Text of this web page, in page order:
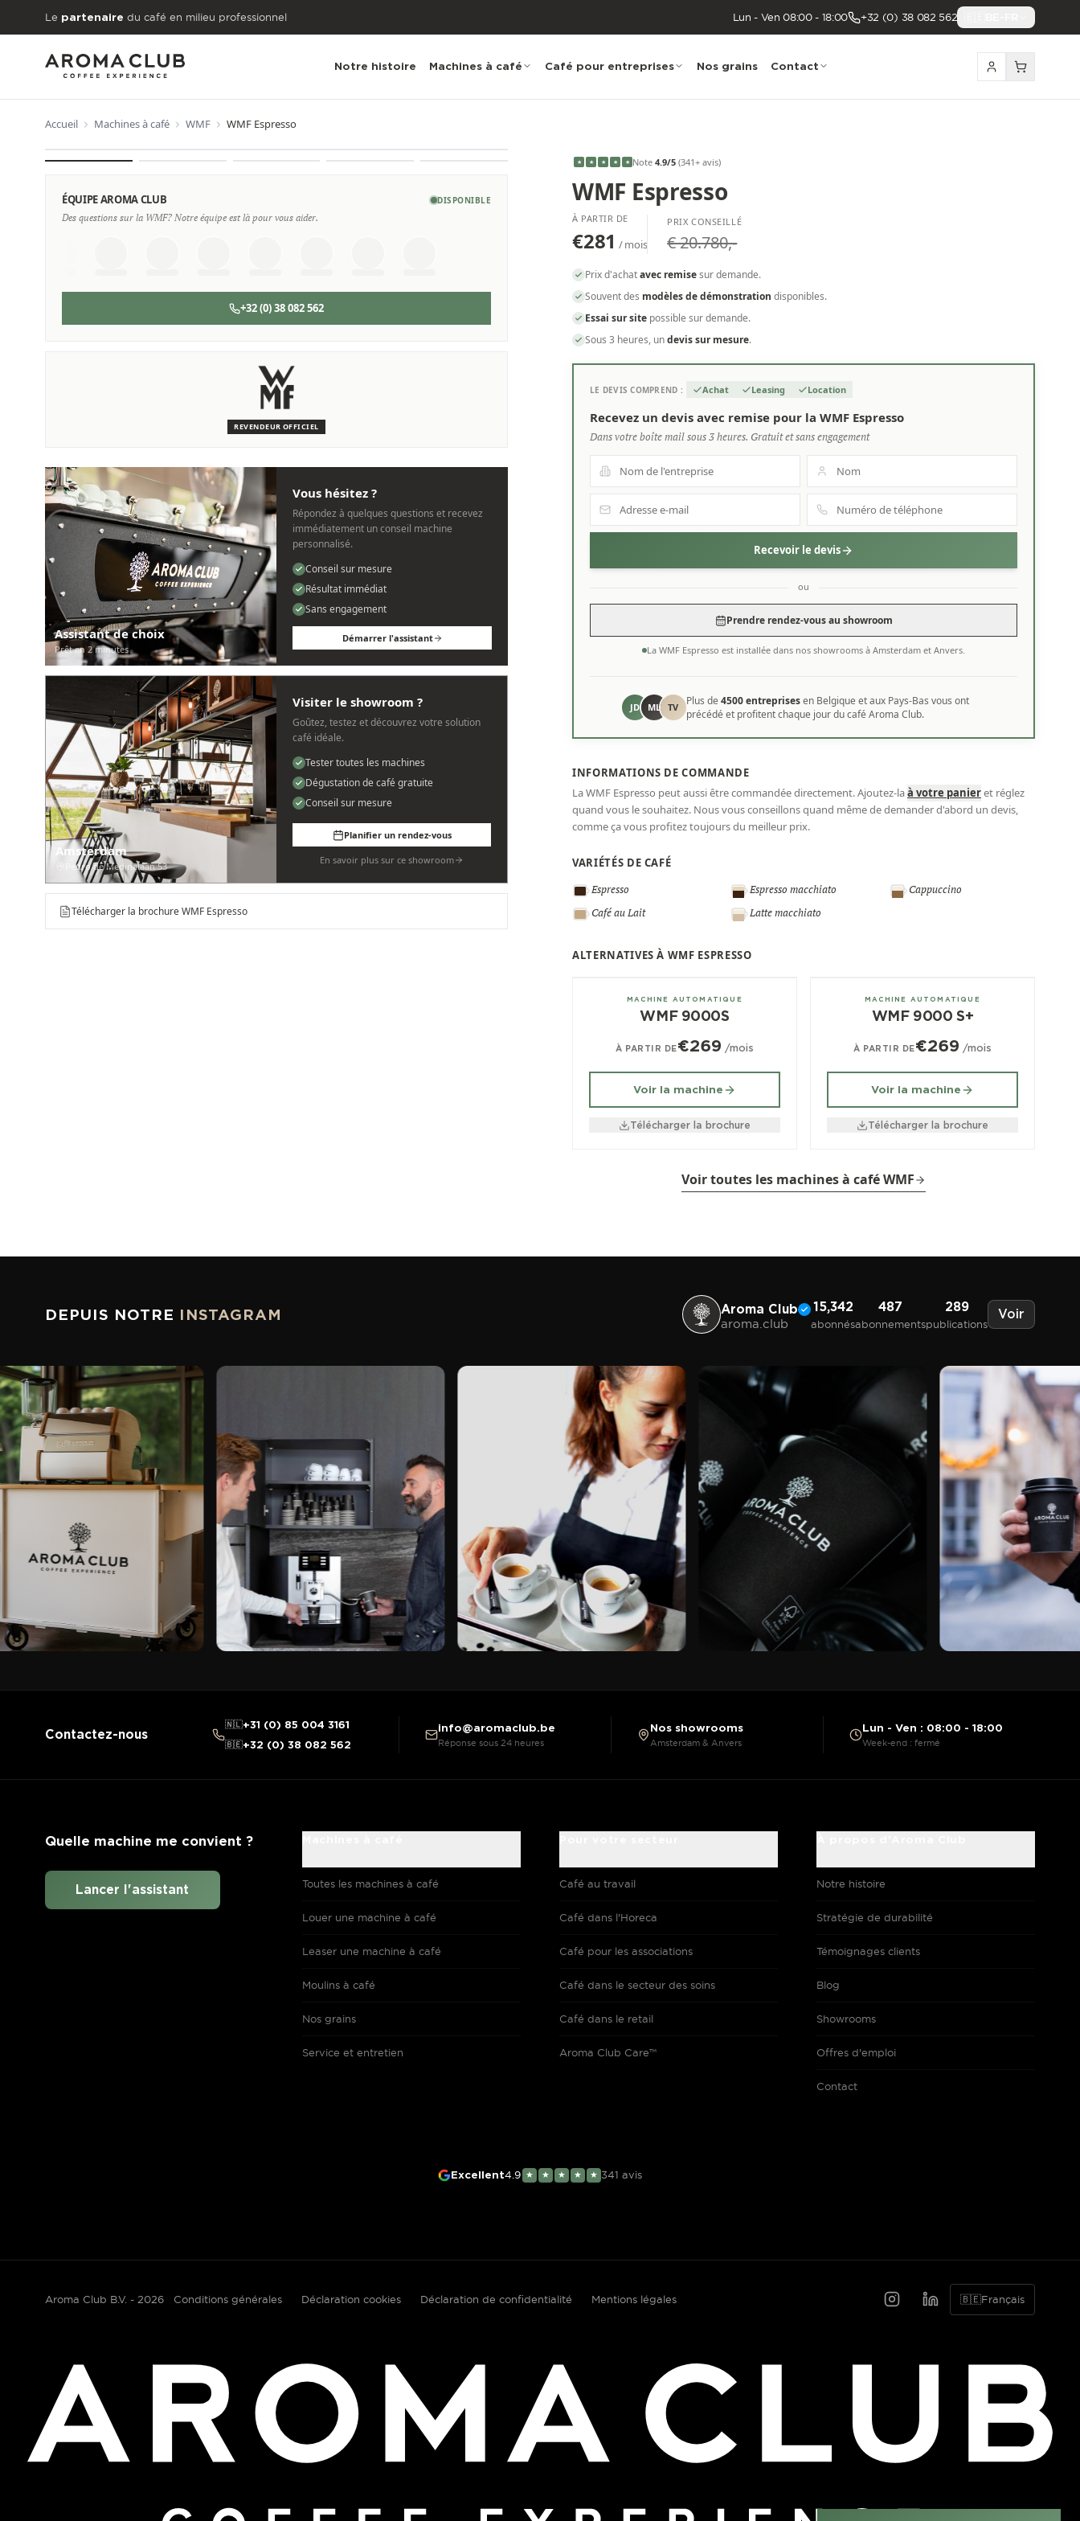
Aller au contenu principal
Le partenaire du café en milieu professionnel Lun - Ven 08:00 - 18:00 +32 (0) 38 082 562
Notre histoire Machines à café Café pour entreprises Nos grains Contact
Accueil Machines à café WMF WMF Espresso
ÉQUIPE AROMA CLUB DISPONIBLE
Des questions sur la WMF? Notre équipe est là pour vous aider.
+32 (0) 38 082 562
REVENDEUR OFFICIEL
Assistant de choix
Prêt en 2 minutes
Vous hésitez ?
Répondez à quelques questions et recevez
immédiatement un conseil machine
personnalisé.
Conseil sur mesure
Résultat immédiat
Sans engagement
Démarrer l'assistant
Amsterdam
Pedro de Medinalaan 53
Visiter le showroom ?
Goûtez, testez et découvrez votre solution
café idéale.
Tester toutes les machines
Dégustation de café gratuite
Conseil sur mesure
Planifier un rendez-vous
En savoir plus sur ce showroom
Télécharger la brochure WMF Espresso
★ ★ ★ ★ ★ Note 4.9/5 (341+ avis)
WMF Espresso
À PARTIR DE
€281 / mois
PRIX CONSEILLÉ
€ 20.780,-
Prix d'achatavec remisesur demande.
Souvent des modèles de démonstration disponibles.
Essai sur site possible sur demande.
Sous 3 heures, undevis sur mesure.
LE DEVIS COMPREND : Achat Leasing Location
Recevez un devis avec remise pour la WMF Espresso
Dans votre boîte mail sous 3 heures. Gratuit et sans engagement
Recevoir le devis
ou
Prendre rendez-vous au showroom
La WMF Espresso est installée dans nos showrooms à Amsterdam et Anvers.
JD ML TV Plus de4500 entreprisesen Belgique et aux Pays-Bas vous ont
précédé et profitent chaque jour du café Aroma Club.
INFORMATIONS DE COMMANDE
La WMF Espresso peut aussi être commandée directement. Ajoutez-laà votre panieret réglez
quand vous le souhaitez. Nous vous conseillons quand même de demander d'abord un devis,
comme ça vous profitez toujours du meilleur prix.
VARIÉTÉS DE CAFÉ
Espresso
Espresso macchiato
Cappuccino
Café au Lait
Latte macchiato
ALTERNATIVES À WMF ESPRESSO
± 350/jourMACHINE AUTOMATIQUE
WMF 9000S
À PARTIR DE€269 /mois
Voir la machine
Télécharger la brochure
± 350/jourMACHINE AUTOMATIQUE
WMF 9000 S+
À PARTIR DE€269 /mois
Voir la machine
Télécharger la brochure
Voir toutes les machines à café WMF
DEPUIS NOTRE INSTAGRAM Aroma Club
aroma.club
15,342
abonnés
487
abonnements
289
publications
Voir
Contactez-nous
🇳🇱+31 (0) 85 004 3161
🇧🇪+32 (0) 38 082 562
info@aromaclub.be
Réponse sous 24 heures
Nos showrooms
Amsterdam & Anvers
Lun - Ven : 08:00 - 18:00
Week-end : fermé
Quelle machine me convient ?
Lancer l'assistant Toutes les machines à café
Louer une machine à café
Leaser une machine à café
Moulins à café
Nos grains
Service et entretien
Café au travail
Café dans l'Horeca
Café pour les associations
Café dans le secteur des soins
Café dans le retail
Aroma Club Care™
Notre histoire
Stratégie de durabilité
Témoignages clients
Blog
Showrooms
Offres d'emploi
Contact
Excellent4.9 ★ ★ ★ ★ ★ 341 avis
Aroma Club B.V. - 2026 Conditions générales Déclaration cookies Déclaration de confidentialité Mentions légales 🇧🇪Français